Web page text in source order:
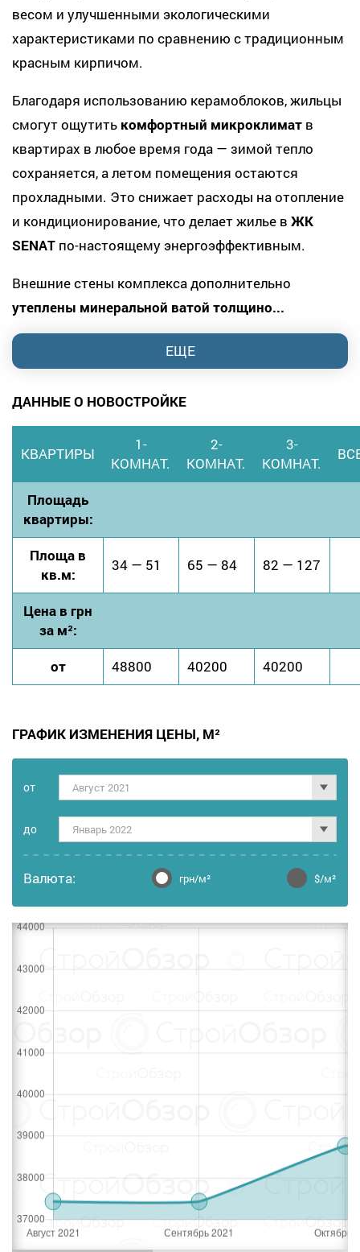
весом и улучшенными экологическими
характеристиками по сравнению с традиционным
красным кирпичом.
Благодаря использованию керамоблоков, жильцы
смогут ощутить комфортный микроклимат в
квартирах в любое время года — зимой тепло
сохраняется, а летом помещения остаются
прохладными. Это снижает расходы на отопление
и кондиционирование, что делает жилье в ЖК
SENAT по-настоящему энергоэффективным.
Внешние стены комплекса дополнительно
утеплены минеральной ватой толщино...
ЕЩЕ
ДАННЫЕ О НОВОСТРОЙКЕ
КВАРТИРЫ
1-
КОМНАТ.
2-
КОМНАТ.
3-
КОМНАТ.
Площадь
квартиры:
Площа в
кв.м:
34 — 51 65 — 84 82 — 127
Цена в грн
за м²:
от
48800 40200 40200
ГРАФИК ИЗМЕНЕНИЯ ЦЕНЫ, М²
от Август 2021
дo Январь 2022
Валюта: грн/м² $/м²